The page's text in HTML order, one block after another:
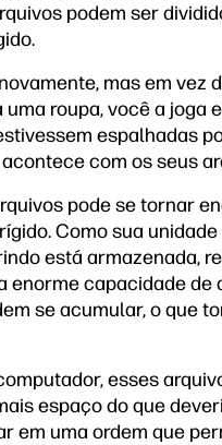
podem ser
mas em vez
roupa, você a
espalhadas
com os seus
pode se tornar
Como sua
está armazenada,
enorme capacidade
se acumular, o que
esses
espaço do que
em uma ordem que